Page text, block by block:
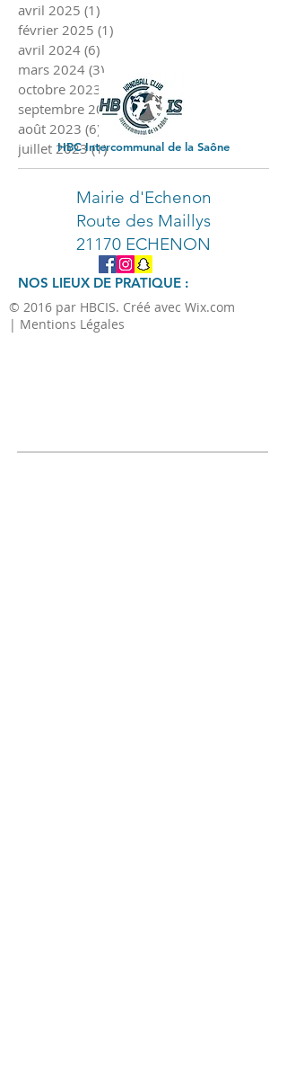
avril 2025 (1)
février 2025 (1)
avril 2024 (6)
mars 2024 (3)
octobre 2023
2 posts
septembre 2023 (3)3 posts
août 2023 (6) 6 posts
juillet 2023 (1)1 post
NOS LIEUX DE PRATIQUE :
HBC Intercommunal de la Saône
Mairie d'Echenon
Route des Maillys
21170 ECHENON
© 2016 par HBCIS. Créé avec Wix.com
| Mentions Légales